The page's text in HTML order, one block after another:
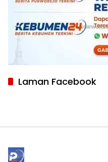
Laman Facebook